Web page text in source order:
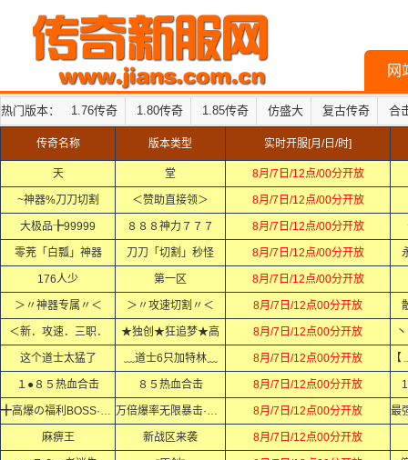
网
热门版本： 1.76传奇 1.80传奇 1.85传奇 仿盛大 复古传奇 合
传奇名称 版本类型 实时开服[月/日/时]
天 堂 8月/7日/12点/00分开放
~神器%刀刀切割 ＜赞助直接领＞ 8月/7日/12点/00分开放
大极品╊99999 ８８８神力７７７ 8月/7日/12点/00分开放
零茺「白瓢」神器 刀刀「切割」秒怪 8月/7日/12点/00分开放
176人少 第一区 8月/7日/12点/00分开放
＞〃神器专属〃＜ ＞〃攻速切割〃＜ 8月/7日/12点00分开放
＜新．攻速．三职． ★独创★狂追梦★高 8月/7日/12点00分开放
这个道士太猛了 ﹏道士6只加特林﹏ 8月/7日/12点00分开放
１●８５热血合击 ８５热血合击 8月/7日/12点00分开放
╋高爆の福利BOSS·Ｘ·Ｘ 万倍爆率无限暴击·Ｘ·Ｘ 8月/7日/12点00分开放
麻痹王 新战区来袭 8月/7日/12点00分开放